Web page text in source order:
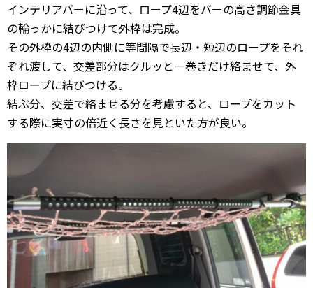
インテリアバーに沿って、ロープ4辺をバーの高さ調節金具
の輪っかに結びつけて外枠は完成。
その外枠の4辺の内側に等間隔で長辺・短辺のロープをそれ
ぞれ渡して、交差部分はクルッと一巻きだけ絡ませて、外
枠ロープに結びつける。
結ぶ分、交差で絡ませる分を考慮すると、ロープをカット
する際に実寸の倍近く長さを見といた方が良い。